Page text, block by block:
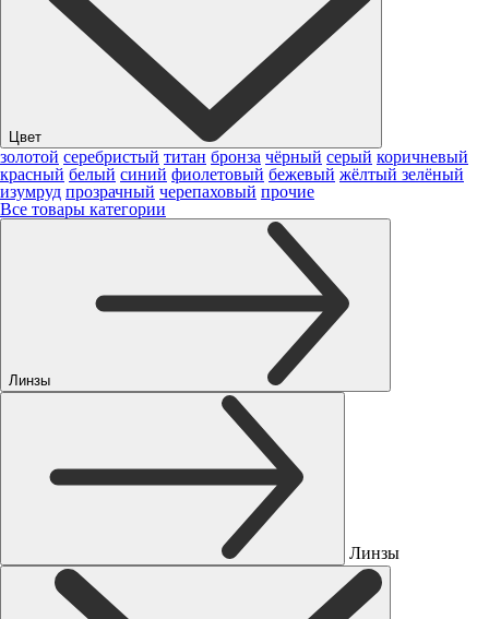
Цвет
золотой серебристый титан бронза чёрный серый коричневый
красный белый синий фиолетовый бежевый жёлтый зелёный
изумруд прозрачный черепаховый прочие
Все товары категории
Линзы
Линзы